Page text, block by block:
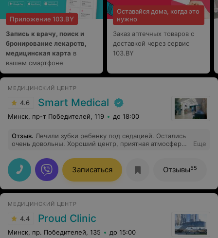
Приложение 103.BY
Запись к врачу, поиск и
бронирование лекарств,
медицинская карта в
вашем смартфоне
Оставайся дома, когда это
нужно
Заказ аптечных товаров с
доставкой через сервис
103.BY
МЕДИЦИНСКИЙ ЦЕНТР
4.6 Smart Medical
Минск, пр-т Победителей, 119 до 18:00
Отзыв. Лечили зубки ребенку под седацией. Остались
очень довольны. Хороший центр, приятная атмосфера,
Еще
Записаться Отзывы55
МЕДИЦИНСКИЙ ЦЕНТР
4.4 Proud Clinic
Минск, пр. Победителей, 135 до 15:00